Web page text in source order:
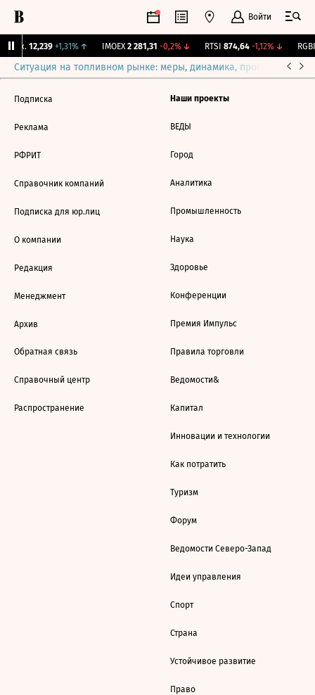
Войти
Бирж. 12,239 +1,31%↑ IMOEX 2 281,31 -0,2%↓ RTSI 874,64 -1,12%↓ RGBI
Ситуация на топливном рынке: меры, динамика, прогнозы
Подписка
Реклама
РФРИТ
Справочник компаний
Подписка для юр.лиц
О компании
Редакция
Менеджмент
Архив
Обратная связь
Справочный центр
Распространение
Наши проекты
ВЕДЫ
Город
Аналитика
Промышленность
Наука
Здоровье
Конференции
Премия Импульс
Правила торговли
Ведомости&
Капитал
Инновации и технологии
Как потратить
Туризм
Форум
Ведомости Северо-Запад
Идеи управления
Спорт
Страна
Устойчивое развитие
Право